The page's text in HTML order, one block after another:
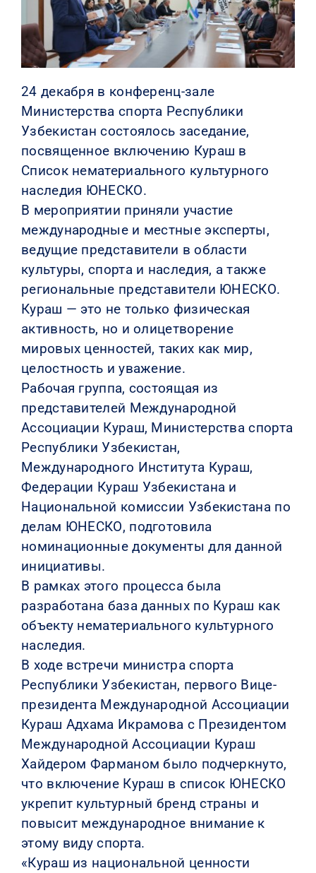
24 декабря в конференц-зале
Министерства спорта Республики
Узбекистан состоялось заседание,
посвященное включению Кураш в
Список нематериального культурного
наследия ЮНЕСКО.
В мероприятии приняли участие
международные и местные эксперты,
ведущие представители в области
культуры, спорта и наследия, а также
региональные представители ЮНЕСКО.
Кураш — это не только физическая
активность, но и олицетворение
мировых ценностей, таких как мир,
целостность и уважение.
Рабочая группа, состоящая из
представителей Международной
Ассоциации Кураш, Министерства спорта
Республики Узбекистан,
Международного Института Кураш,
Федерации Кураш Узбекистана и
Национальной комиссии Узбекистана по
делам ЮНЕСКО, подготовила
номинационные документы для данной
инициативы.
В рамках этого процесса была
разработана база данных по Кураш как
объекту нематериального культурного
наследия.
В ходе встречи министра спорта
Республики Узбекистан, первого Вице-
президента Международной Ассоциации
Кураш Адхама Икрамова с Президентом
Международной Ассоциации Кураш
Хайдером Фарманом было подчеркнуто,
что включение Кураш в список ЮНЕСКО
укрепит культурный бренд страны и
повысит международное внимание к
этому виду спорта.
«Кураш из национальной ценности